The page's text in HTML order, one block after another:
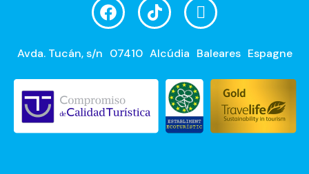
Avda. Tucán, s/n 07410 Alcúdia Baleares Espagne